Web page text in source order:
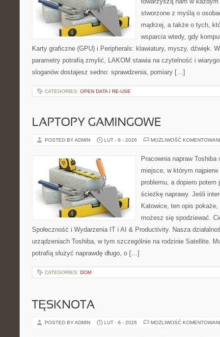
stworzone z myślą o
mądrzej, a także o tych,
wsparcia wtedy, gdy
Karty graficzne (GPU) i Peripherals: klawiatury, myszy, dźwięk.
parametry potrafią zmylić, LAKOM stawia na czytelność i
sloganów dostajesz sedno: sprawdzenia, pomiary […]
CATEGORIES: OPEN DATA I RE-USE
LAPTOPY GAMINGOWE
POSTED BY ADMIN LUT - 6 - 2026 MOŻLIWOŚĆ
Pracownia napraw
miejsce, w którym
problemu, a dopiero potem
ścieżkę naprawy. Jeśli
Katowice, ten opis
możesz się spodziewać.
Społeczność i Wydarzenia IT i AI & Productivity. Nasza
urządzeniach Toshiba, w tym szczególnie na rodzinie Satellite.
potrafią służyć naprawdę długo, o […]
CATEGORIES: DOM
TĘSKNOTA
POSTED BY ADMIN LUT - 6 - 2026 MOŻLIWOŚĆ